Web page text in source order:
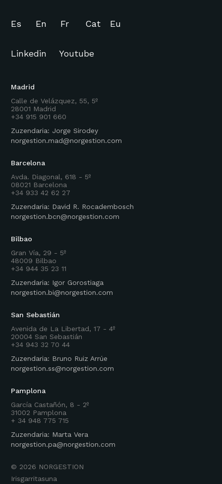
Madrid
Calle de Velázquez, 55, 5º
28001 Madrid
+34 915 901 660
Zuzendaria: Jorge Sirodey
norgestion.mad@norgestion.com
Barcelona
Avda. Diagonal, 618 - 5º
08021 Barcelona
+34 933 42 62 27
Zuzendaria: David R. Rocadembosch
norgestion.bcn@norgestion.com
Bilbao
Gran Vía, 29 - 5º
48009 Bilbao
+34 944 35 23 11
Zuzendaria: Igor Gorostiaga
norgestion.bi@norgestion.com
San Sebastián
Avenida de La Libertad, 17 - 4º
20004 San Sebastián
+34 943 32 70 44
Zuzendaria: Bruno Ruiz Arrúe
norgestion.ss@norgestion.com
Pamplona
García Castañón, 8 - 2º
31002 Pamplona
+ 34 948 775 715
Zuzendaria: Marta Vera
norgestion.pa@norgestion.com
Es En Fr Cat Eu
Linkedin Youtube
Irisgarritasuna
© 2026 NORGESTION